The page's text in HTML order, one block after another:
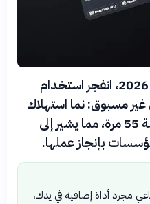
في خمسة أشهر فقط من عام 2026، انفجر استخدام
غير مسبوق: نما استهلاك
《AI Agent Assist》 بنسبة 55 مرة، مما يشير إلى
بإنجاز عملها.
مجرد أداة إضافية في يدك،